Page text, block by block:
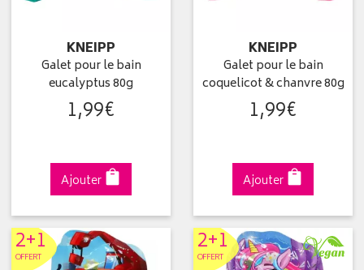
KNEIPP
Galet pour le bain
eucalyptus 80g
1,99€
Ajouter
KNEIPP
Galet pour le bain
coquelicot & chanvre 80g
1,99€
Ajouter
2+1
OFFERT 2+1
OFFERT